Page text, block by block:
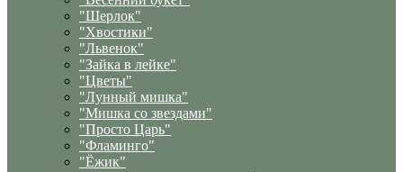
"Шерлок"
"Хвостики"
"Львенок"
"Зайка в лейке"
"Цветы"
"Лунный мишка"
"Мишка со звездами"
"Просто Царь"
"Фламинго"
"Ёжик"